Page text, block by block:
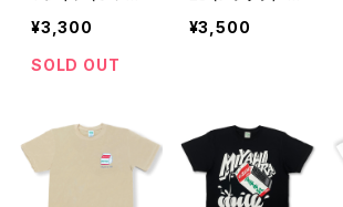
ト） | 宮平牛乳
のオリジナルTシ
ャツ
¥3,300
SOLD OUT
宮平牛乳のオリ
ジナルTシャツ
¥3,500